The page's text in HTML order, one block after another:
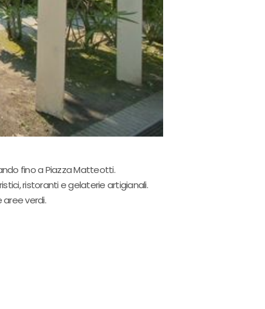
fino a Piazza Matteotti.
ristoranti e gelaterie artigianali.
verdi.